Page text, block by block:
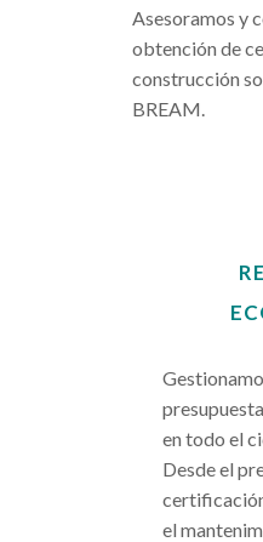
Asesoramos y
obtención de
construcción
BREAM.
en todo el
Desde el
el